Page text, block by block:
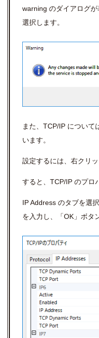
warning のダイアログ
選択します。
また、TCP/IP について
います。
設定するには、右クリ
すると、TCP/IP のプロ
IP Address のタブを選
を入力し、「OK」ボタ